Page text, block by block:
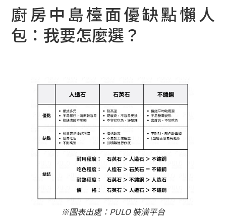
廚房中島檯面優缺點懶人
包：我要怎麼選？
※圖表出處：PULO 裝潢平台